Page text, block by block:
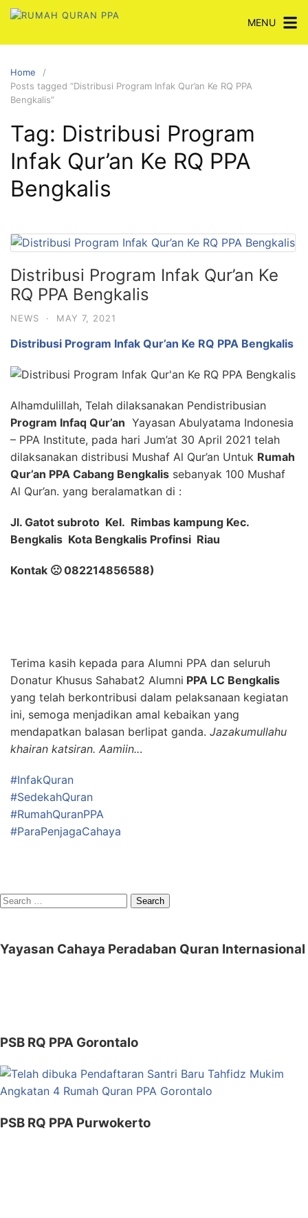
Skip
content
MENU
Home
Posts tagged “Distribusi Program Infak Qur’an Ke RQ PPA
Bengkalis”
Tag: Distribusi Program
Infak Qur’an Ke RQ PPA
Bengkalis
Distribusi Program Infak Qur’an Ke
RQ PPA Bengkalis
NEWS · MAY 7, 2021
Distribusi Program Infak Qur’an Ke RQ PPA Bengkalis
Alhamdulillah, Telah dilaksanakan Pendistribusian
Program Infaq Qur’an Yayasan Abulyatama Indonesia
– PPA Institute, pada hari Jum’at 30 April 2021 telah
dilaksanakan distribusi Mushaf Al Qur’an Untuk Rumah
Qur’an PPA Cabang Bengkalis sebanyak 100 Mushaf
Al Qur’an. yang beralamatkan di :
Jl. Gatot subroto Kel. Rimbas kampung Kec.
Bengkalis Kota Bengkalis Profinsi Riau
Kontak 🙁 082214856588)
Terima kasih kepada para Alumni PPA dan seluruh
Donatur Khusus Sahabat2 Alumni PPA LC Bengkalis
yang telah berkontribusi dalam pelaksanaan kegiatan
ini, semoga menjadikan amal kebaikan yang
mendapatkan balasan berlipat ganda. Jazakumullahu
khairan katsiran. Aamiin...
#InfakQuran
#SedekahQuran
#RumahQuranPPA
#ParaPenjagaCahaya
Search
Yayasan Cahaya Peradaban Quran Internasional
PSB RQ PPA Gorontalo
PSB RQ PPA Purwokerto